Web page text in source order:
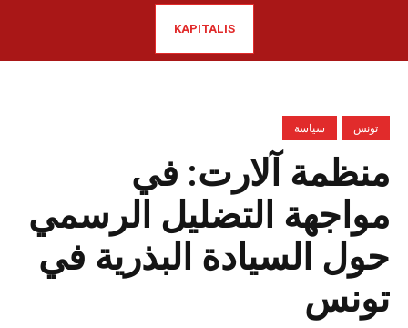
KAPITALIS
تونس سياسة
منظمة ​آلارت: في
مواجهة التضليل الرسمي
حول السيادة البذرية في
تونس